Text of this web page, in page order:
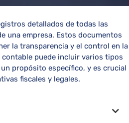
detallados de todas las
una empresa. Estos documentos
la transparencia y el control en la
puede incluir varios tipos
propósito específico, y es crucial
fiscales y legales.